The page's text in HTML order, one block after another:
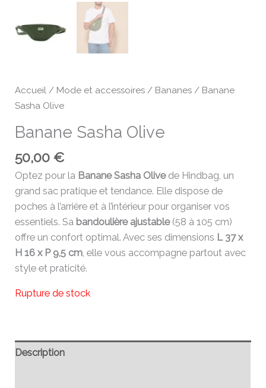
Accueil / Mode et accessoires / Bananes / Banane
Sasha Olive
Banane Sasha Olive
50,00€
Optez pour la Banane Sasha Olivede Hindbag, un
grand sac pratique et tendance. Elle dispose de
poches à l’arrière et à l’intérieur pour organiser vos
essentiels. Sa bandoulière ajustable(58 à 105 cm)
offre un confort optimal. Avec ses dimensions L 37 x
H 16 x P 9,5 cm , elle vous accompagne partout avec
style et praticité.
Rupture de stock
Description